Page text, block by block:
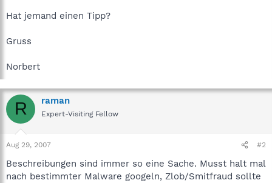
Hat jemand einen Tipp?
Gruss
Norbert
R raman
Expert-Visiting Fellow
Aug 29, 2007 #2
Beschreibungen sind immer so eine Sache. Musst halt mal
nach bestimmter Malware googeln, Zlob/Smitfraud sollte